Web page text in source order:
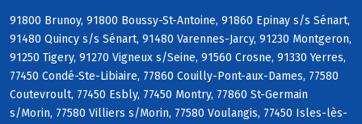
91800 Brunoy, 91800 Boussy-St-Antoine, 91860 Epinay s/s Sénart,
91480 Quincy s/s Sénart, 91480 Varennes-Jarcy, 91230 Montgeron,
91250 Tigery, 91270 Vigneux s/Seine, 91560 Crosne, 91330 Yerres,
77450 Condé-Ste-Libiaire, 77860 Couilly-Pont-aux-Dames, 77580
Coutevroult, 77450 Esbly, 77450 Montry, 77860 St-Germain
s/Morin, 77580 Villiers s/Morin, 77580 Voulangis, 77450 Isles-lès-